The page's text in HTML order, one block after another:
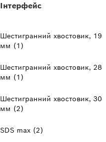
Інтерфейс
Шестигранний хвостовик, 19
мм (1)
Шестигранний хвостовик, 28
мм (1)
Шестигранний хвостовик, 30
мм (2)
SDS max (2)